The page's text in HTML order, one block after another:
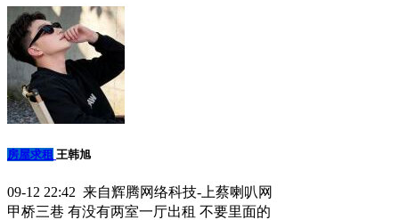
房屋求租 王韩旭
09-12 22:42 来自辉腾网络科技-上蔡喇叭网
甲桥三巷 有没有两室一厅出租 不要里面的